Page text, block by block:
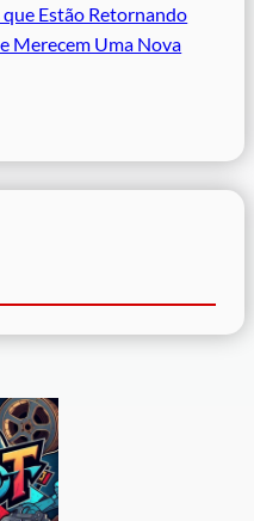
que Estão Retornando
Merecem Uma Nova